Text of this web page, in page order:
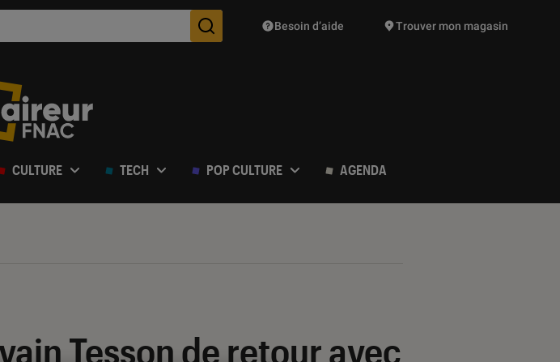
Des suggestions de produits vont vous être proposées
Besoin d’aide Trouver mon magasin
CULTURE TECH POP CULTURE AGENDA
Tesson de retour avec